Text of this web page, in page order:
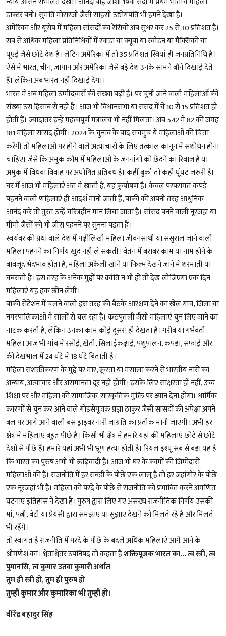
डाक्टर बनीं। सुमति मोरारजी जैसी साहसी उद्योगपति भी हमने देखा है।
अमेरिका और यूरोप में महिला सांसदों का रेसियो अब सुधर कर 25 से 30 प्रतिशत है।
सब से अधिक महिला प्रतिनिधियों में रवांडा या क्यूबा या स्वीडन या मैक्सिको या
यूएई जैसे छोटे देश हैं। लेटिन अमेरिका में तो 35 प्रतिशत स्त्रियां ही जनप्रतिनिधि हैं।
ऐसे में भारत, चीन, जापान और अमेरिका जैसे बड़े देश उनके सामने बौने दिखाई देते
हैं। लेकिन अब भारत नहीं दिखाई देगा।
भारत में अब महिला उम्मीदवारों की संख्या बढ़ी है। पर चुनी जाने वाली महिलाओं की
संख्या उस हिसाब से नहीं है। आज भी विधानसभा या संसद में ये 10 से 15 प्रतिशत ही
होती हैं। ज्यादातर इन्हें महत्वपूर्ण मंत्रालय भी नहीं मिलता। अब 542 में 82 की जगह
181 महिला सांसद होंगी। 2024 के चुनाव के बाद सचमुच ये महिलाओं की चिंता
करेंगी तो महिलाओं पर होने वाले अत्याचारों के लिए तत्काल कानून में संशोधन होना
चाहिए। जैसे कि अमुक कौम में महिलाओं के जननांगों को छेदने का रिवाज है या
अमुक में विधवा विवाह पर अघोषित प्रतिबंध है। कहीं बुर्का तो कहीं घूंघट जरूरी है।
घर में आज भी महिलाएं अंत में खाती हैं, यह कुपोषण है। केवल परंपरागत कपड़े
पहनने वाली णहिलाएं ही आदर्श मानी जाती हैं, बाकी की अपनी तरह आधुनिक
आनंद करें तो तुरंत उन्हें चरित्रहीन मान लिया जाता है। सांसद बनने वाली नूरजहां या
मीमी जैसों को भी जींस पहनने पर सुनना पड़ता है।
स्वयंवर की प्रथा वाले देश में पढ़ीलिखी महिला जीवनसाथी या ससुराल जाने वाली
महिला पहनने का निर्णय खुद नहीं ले सकती। वेतन में बराबर काम या नाम होने के
बावजूद भेदभाव होता है, महिला अकेली खाने या फिल्म देखने जाने में शरमाती या
घबराती है। इस तरह के अनेक मुद्दों पर क्रांति न भी हो तो देख लीजिएगा एक दिन
महिलाएं यह हक छीन लेंगी।
बाकी रोटेशन में चलने वाली इस तरह की बैठकें आरक्षण देने का खेल गांव, जिला या
नगरपालिकाओं में सालों से चल रहा है। कठपुतली जैसी महिलाएं चुन लिए जाने का
नाटक करती हैं, लेकिन उनका काम कोई दूसरा ही देखता है। गरीब या गर्भवती
महिला आज भी गांव में रसोई, खेती, सिलाईकढ़ाई, पशुपालन, कपड़ा, सफाई और
की देखभाल में 24 घंटे में 18 घंटे बिताती है।
महिला सशक्तीकरण के मुद्दे पर मार, क्रूरता या मसाला करने से भारतीय नारी का
अन्याय, अत्याचार और असमानता दूर नहीं होगी। इसके लिए साक्षरता ही नहीं, उच्च
शिक्षा पर और महिला की सामाजिक-सांस्कृतिक मुक्ति पर ध्यान देना होगा। धार्मिक
कारणों से चुन कर आने वाले गोडसेपूजक प्रज्ञा ठाकुर जैसी सांसदों की अपेक्षा अपने
बल पर आगे आने वाली बस ड्राइवर नारी जाग्रति का प्रतीक मानी जाएगी। अभी हर
क्षेत्र में महिलाएं बहुत पीछे हैं। किसी भी क्षेत्र में हमारे यहां की महिलाएं छोटे से छोटे
देशों से पीछे हैं। हमारे यहां अभी भी भ्रूण हत्या होती है। रियल इश्यू सब से बड़ा यह है
कि भारत का पुरुष अभी भी रूढ़िवादी है। आज भी घर के कामों की जिम्मेदारी
महिलाओं की है। राजनीति में हर राबड़ी के पीछे एक लालू है तो हर जहांगीर के पीछे
एक नूरजहां भी है। महिला को परदे के पीछे से राजनीति को प्रभावित करने अगणित
घटनाएं इतिहास ने देखा है। पुरुष द्वारा लिए गए असंख्य राजनीतिक निर्णय उसकी
मां, पत्नी, बेटी या प्रेयसी द्वारा समझाए या सुझाए देखने को मिलते रहे हैं और मिलते
भी रहेंगे।
तो स्वागत है राजनीति में परदे के पीछे के बदले अधिक महिलाएं आगे आने के
श्रीगणेश का। श्वेताश्वेतर उपनिषद तो कहता हैशक्तिपूजक भारत का... त्व स्त्री, त्व
पुमानसि, त्व कुमार उतवा कुमारी अर्थात
तुम ही स्त्री हो, तुम ही पुरुष हो
तुम्हीं कुमार और कुमारिका भी तुम्हीं हो।
वीरेंद्र बहादुर सिंह